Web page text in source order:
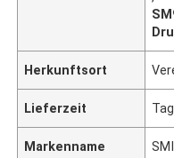
Herkunftsort
Lieferzeit
Markenname SMI